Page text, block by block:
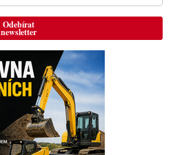
Odebírat
newsletter